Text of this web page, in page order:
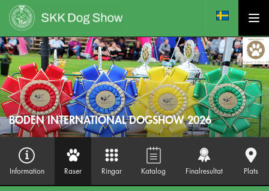
BODEN INTERNATIONAL DOGSHOW 2026
Information Raser Ringar Katalog Finalresultat Plats